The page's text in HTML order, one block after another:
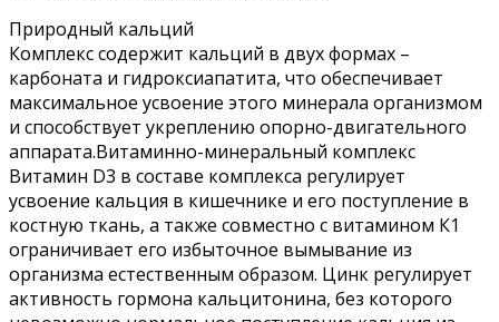
Природный кальций
Комплекс содержит кальций в двух формах –
карбоната и гидроксиапатита, что обеспечивает
максимальное усвоение этого минерала организмом
и способствует укреплению опорно-двигательного
аппарата.Витаминно-минеральный комплекс
Витамин D3 в составе комплекса регулирует
усвоение кальция в кишечнике и его поступление в
костную ткань, а также совместно с витамином К1
ограничивает его избыточное вымывание из
организма естественным образом. Цинк регулирует
активность гормона кальцитонина, без которого